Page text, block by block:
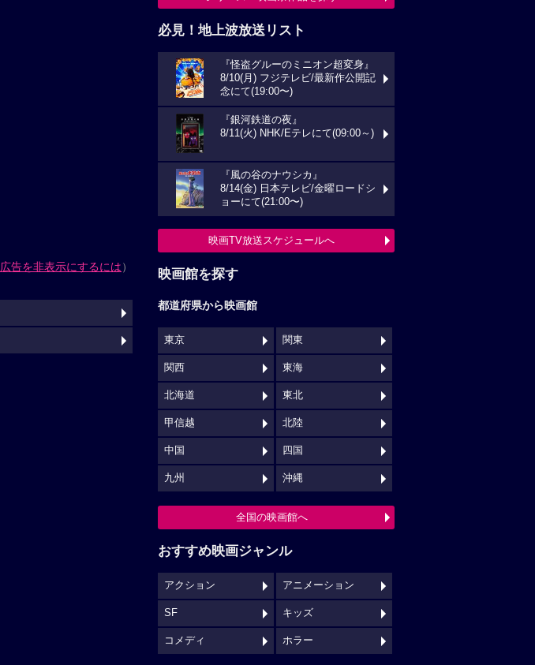
広告を非表示にするには）
必見！地上波放送リスト
『怪盗グルーのミニオン超変身』
8/10(月) フジテレビ/最新作公開記
念にて(19:00〜)
『銀河鉄道の夜』
8/11(火) NHK/Eテレにて(09:00～)
『風の谷のナウシカ』
8/14(金) 日本テレビ/金曜ロードシ
ョーにて(21:00〜)
映画TV放送スケジュールへ
映画館を探す
都道府県から映画館
東京 関東
関西 東海
北海道 東北
甲信越 北陸
中国 四国
九州 沖縄
全国の映画館へ
おすすめ映画ジャンル
アクション アニメーション
SF キッズ
コメディ ホラー